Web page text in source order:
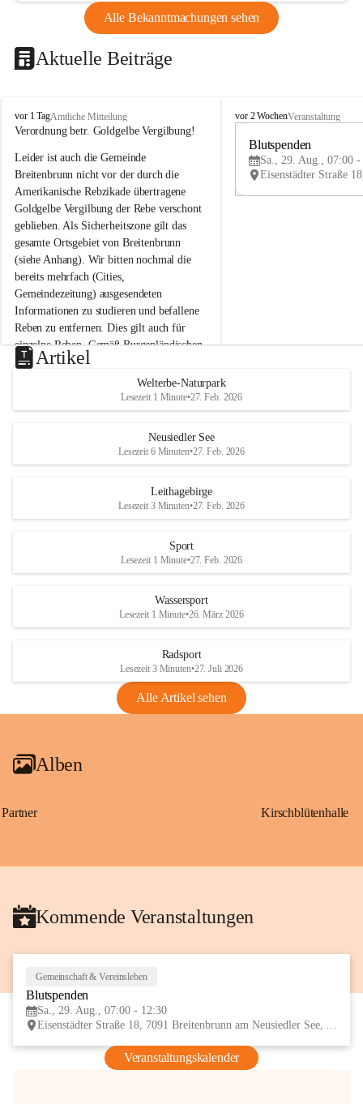
Alle Bekanntmachungen sehen
Aktuelle Beiträge
B
r
i
t
e
n
b
r
u
n
n
a
m
N
e
u
s
d
S
vor 1 TagAmtliche Mitteilung
Verordnung betr. Goldgelbe Vergilbung!
Leider ist auch die Gemeinde
Breitenbrunn nicht vor der durch die
Amerikanische Rebzikade übertragene
Goldgelbe Vergilbung der Rebe verschont
geblieben. Als Sicherheitszone gilt das
gesamte Ortsgebiet von Breitenbrunn
(siehe Anhang). Wir bitten nochmal die
bereits mehrfach (Cities,
Gemeindezeitung) ausgesendeten
Informationen zu studieren und befallene
Reben zu entfernen. Dies gilt auch für
einzelne Reben. Gemäß Burgenländischen
Weinbaugesetz sind nicht gepflegte oder
unzulässige Weingärten zu roden! Bitte
helfen wir zusammen um unsere Winzer
vor den prognostizierten Ernteausfällen
und den daraus folgenden wirtschaftlichen
Maßnahmen zur Bekämpfung
Rebe und der Amerikanischen
Anhang VBl. EU Nr. 18
1 Seite•1,4 MB
VBl. EU Nr. 18_2026
B
e
u
e
d
r
S
vor 2 WochenVeranstaltung
Blutspenden
Sa., 29. Aug., 07:00 -
Artikel
Welterbe-Naturpark
Lesezeit 1 Minute•27. Feb. 2026
Neusiedler See
Lesezeit 6 Minuten•27. Feb. 2026
Leithagebirge
Lesezeit 3 Minuten•27. Feb. 2026
Sport
Lesezeit 1 Minute•27. Feb. 2026
Wassersport
Lesezeit 1 Minute•26. März 2026
Radsport
Lesezeit 3 Minuten•27. Juli 2026
Alle Artikel sehen
Alben
Partner Kirschblütenhalle
Kommende Veranstaltungen
Gemeinschaft & Vereinsleben
Blutspenden
Sa., 29. Aug., 07:00 - 12:30
Eisenstädter Straße 18, 7091 Breitenbrunn am Neusiedler See, AUT
Veranstaltungskalender